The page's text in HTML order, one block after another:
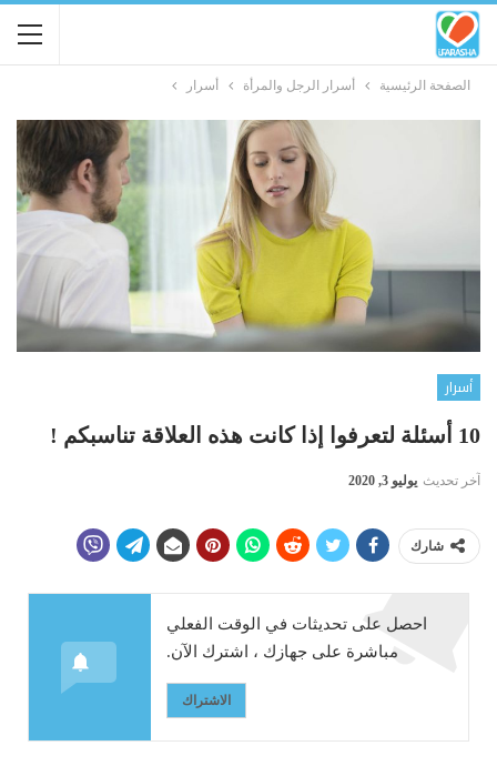
الصفحة الرئيسية أسرار الرجل والمرأة أسرار
أسرار
10 أسئلة لتعرفوا إذا كانت هذه العلاقة تناسبكم !
آخر تحديث يوليو 3, 2020
شارك
احصل على تحديثات في الوقت الفعلي
مباشرة على جهازك ، اشترك الآن.
الاشتراك